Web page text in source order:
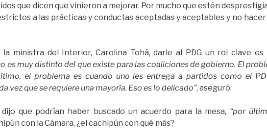
que dicen que vinieron a mejorar. Por mucho que estén
a las prácticas y conductas aceptadas y aceptables y no hacer
ministra del Interior, Carolina Tohá, darle al PDG un rol clave es
es muy distinto del que existe para las coaliciones de gobierno. El
el problema es cuando uno les entrega a partidos como el
vez que se requiere una mayoría. Eso es lo delicado”, aseguró.
que podrían haber buscado un acuerdo para la mesa, “por
con la Cámara, ¿el cachipún con qué más?